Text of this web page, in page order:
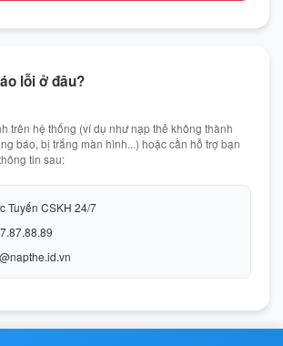
lỗi ở đâu?
trên hệ thống (ví dụ như nạp thẻ không thành
báo, bị trắng màn hình...) hoặc cần hỗ trợ bạn
tin sau:
Tuyến CSKH 24/7